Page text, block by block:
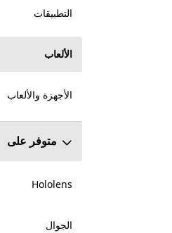
التطبيقات
الألعاب
الأجهزة والألعاب
متوفر على
Hololens
الجوال